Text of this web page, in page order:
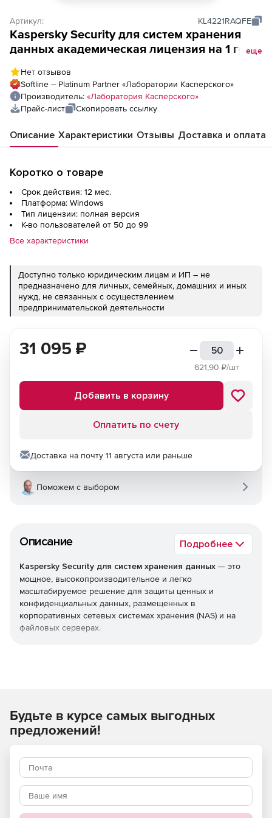
Артикул: KL4221RAQFE
Kaspersky Security для систем хранения
данных академическая лицензия на 1 год.
еще
Нет отзывов
Softline – Platinum Partner «Лаборатории Касперского»
Производитель: «Лаборатория Касперского»
Прайс-лист
Скопировать ссылку
Описание Характеристики Отзывы Доставка и оплата
Коротко о товаре
Срок действия: 12 мес.
Платформа: Windows
Тип лицензии: полная версия
К-во пользователей от 50 до 99
Все характеристики
Доступно только юридическим лицам и ИП – не
предназначено для личных, семейных, домашних и иных
нужд, не связанных с осуществлением
предпринимательской деятельности
Описание Подробнее
Kaspersky Security для систем хранения данных — это
мощное, высокопроизводительное и легко
масштабируемое решение для защиты ценных и
конфиденциальных данных, размещенных в
корпоративных сетевых системах хранения (NAS) и на
файловых серверах.
Используйте Kaspersky Security для систем хранения
данных и получите максимальный уровень защиты от
31 095 ₽
621,90 ₽/шт
Добавить в корзину
Оплатить по счету
Доставка на почту 11 августа или раньше
Поможем с выбором
Будьте в курсе самых выгодных
предложений!